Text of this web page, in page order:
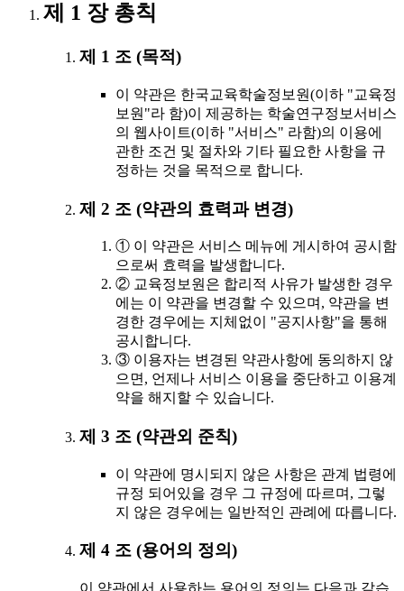
제 1 장 총칙
제 1 조 (목적)
이 약관은 한국교육학술정보원(이하 "교육정
보원"라 함)이 제공하는 학술연구정보서비스
의 웹사이트(이하 "서비스" 라함)의 이용에
관한 조건 및 절차와 기타 필요한 사항을 규
정하는 것을 목적으로 합니다.
제 2 조 (약관의 효력과 변경)
① 이 약관은 서비스 메뉴에 게시하여 공시함
으로써 효력을 발생합니다.
② 교육정보원은 합리적 사유가 발생한 경우
에는 이 약관을 변경할 수 있으며, 약관을 변
경한 경우에는 지체없이 "공지사항"을 통해
공시합니다.
③ 이용자는 변경된 약관사항에 동의하지 않
으면, 언제나 서비스 이용을 중단하고 이용계
약을 해지할 수 있습니다.
제 3 조 (약관외 준칙)
이 약관에 명시되지 않은 사항은 관계 법령에
규정 되어있을 경우 그 규정에 따르며, 그렇
지 않은 경우에는 일반적인 관례에 따릅니다.
제 4 조 (용어의 정의)